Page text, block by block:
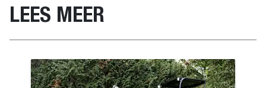
LEES MEER